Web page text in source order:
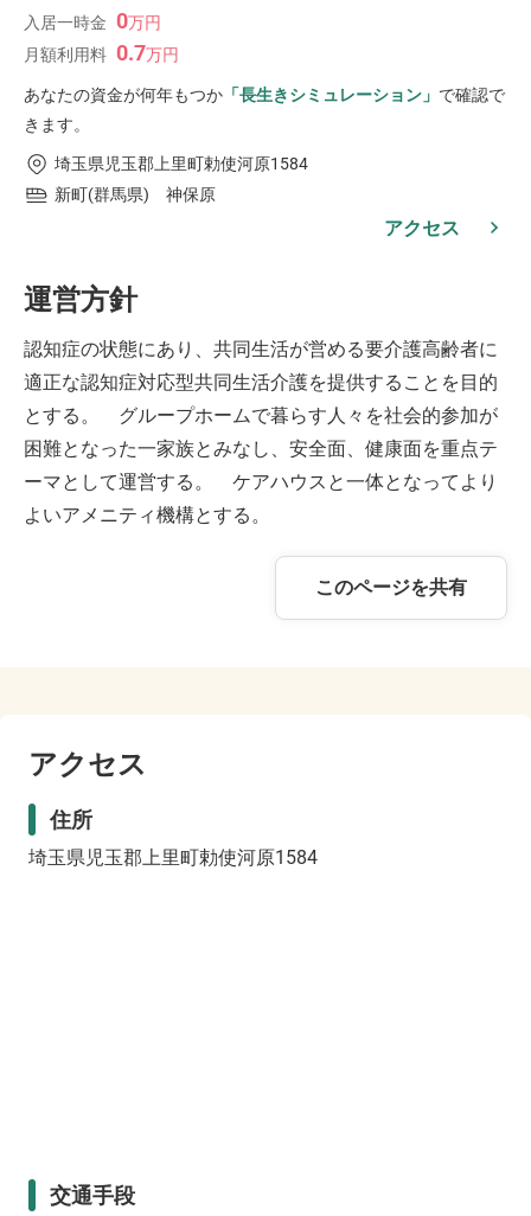
入居一時金 0万円
月額利用料 0.7万円
あなたの資金が何年もつか 「長生きシミュレーション」 で確認で
きます。
埼玉県児玉郡上里町勅使河原1584
新町(群馬県) 神保原
アクセス
運営方針
認知症の状態にあり、共同生活が営める要介護高齢者に
適正な認知症対応型共同生活介護を提供することを目的
とする。 グループホームで暮らす人々を社会的参加が
困難となった一家族とみなし、安全面、健康面を重点テ
ーマとして運営する。 ケアハウスと一体となってより
よいアメニティ機構とする。
このページを共有
アクセス
住所
埼玉県児玉郡上里町勅使河原1584
交通手段